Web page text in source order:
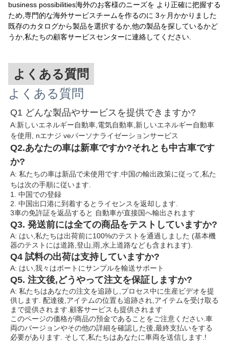
business possibilities海外のお客様のニーズを より正確に把握する
ため,専門的な海外サービスチームを作るのに 3ヶ月かかりました
既存のカタログから製品を選択するか,他の製品を探しているかど
うか,私たちの顧客サービスセンターに連絡してください.
よくある質問
よくある質問
Q1 どんな製品やサービスを提供できますか?
A:新しいエネルギー自動車,電気自動車,新しいエネルギー自動車
を使用, nエナジ veパーソナライゼーションサービス
Q2.あなたの車は新車ですか?それとも中古車です
か?
A: 私たちの車は新品で未使用です.中国の輸出政策に従って,私た
ちは次の手順に従います.
1. 中国での登録
2. 中国出口港に到着するとライセンスを返却します.
3車の免許証を返品すると 自動車が直接国へ輸出されます
Q3. 発送前には全ての商品をテストしていますか?
A: はい,私たちは出荷前に100%のテストを通過しました (基本機
器のテストには道路,登山,雨,水上道路なども含まれます).
Q4 試料の出荷は支持していますか?
A: はい,我々はポートにサンプルを輸送サポート
Q5. 注文後,どうやって注文を保証しますか?
A: 私たちはあなたの注文を追跡し,プロセス中に生産ビデオを提
供します. 配達後,アイテムの位置も追跡され,アイテムを受け取る
まで提供されます.顧客サービスも提供されます
このページの価格が商品の預金であることをご注意ください.車
両のバージョンやその他の詳細を確認した後,最終支払いをする
必要があります. そして,私たちはあなたに車両を送信します.!